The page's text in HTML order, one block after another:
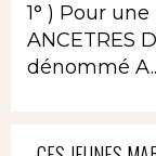
1° ) Pour
ANCETRES
dénommé